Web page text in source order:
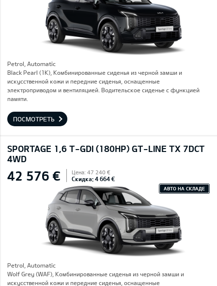
Petrol, Automatic
Black Pearl (1K), Комбинированные сиденья из черной замши и
искусственной кожи и передние сиденья, оснащенные
электроприводом и вентиляцией. Водительское сиденье с функцией
памяти.
ПОСМОТРЕТЬ
SPORTAGE 1,6 T-GDI (180HP) GT-LINE TX 7DCT
4WD
42 576 € Цена: 47 240 €
Скидка: 4 664 €
АВТО НА СКЛАДЕ
Petrol, Automatic
Wolf Grey (WAF), Комбинированные сиденья из черной замши и
искусственной кожи и передние сиденья, оснащенные